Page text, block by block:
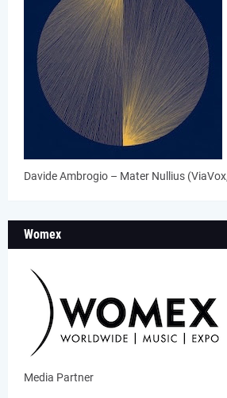
Davide Ambrogio – Mater Nullius
Womex
Media Partner